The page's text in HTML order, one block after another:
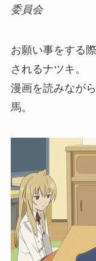
委員会
お願い事をする
されるナツキ。
漫画を読みなが
馬。